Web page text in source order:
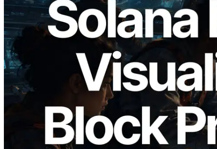
2026.05.24
Validators Solutions Meluncurkan Solana
Block Analyzer — Memvisualisasikan
Waktu Produksi Blok per Slot dan
Validator yang Ditugaskan